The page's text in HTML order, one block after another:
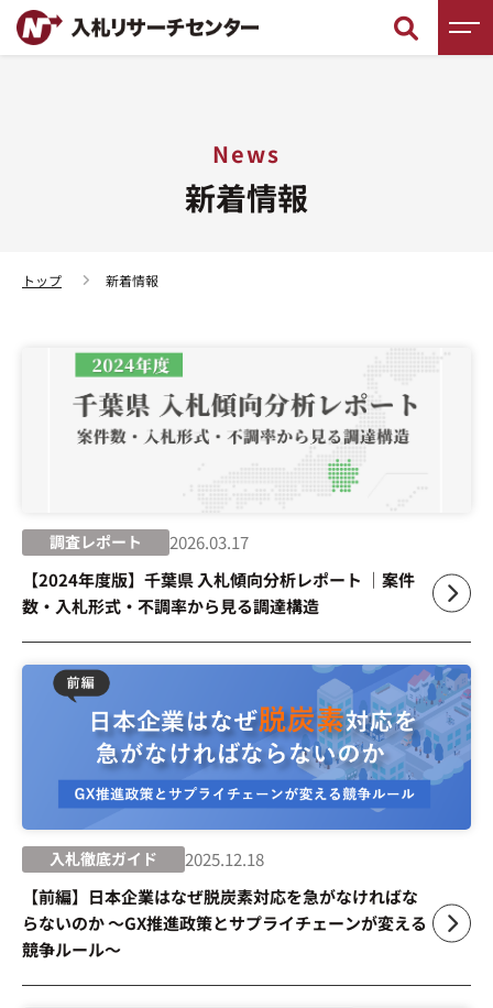
入札用語辞典
入札無料相談
運営会社 プライバシーポリシー
News
新着情報
トップ 新着情報
調査レポート
2026.03.17
【2024年度版】千葉県 入札傾向分析レポート ｜案件
数・入札形式・不調率から見る調達構造
入札徹底ガイド
2025.12.18
【前編】日本企業はなぜ脱炭素対応を急がなければな
らないのか ～GX推進政策とサプライチェーンが変える
競争ルール～